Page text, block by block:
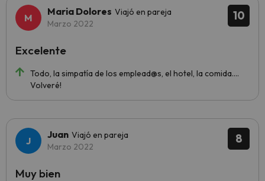
10
Maria Dolores Viajó en pareja
Marzo 2022
Todo, la simpatía de los emplead@s, el hotel, la comida....
Volveré!
Excelente
8
Juan Viajó en pareja
Marzo 2022
Muy bien